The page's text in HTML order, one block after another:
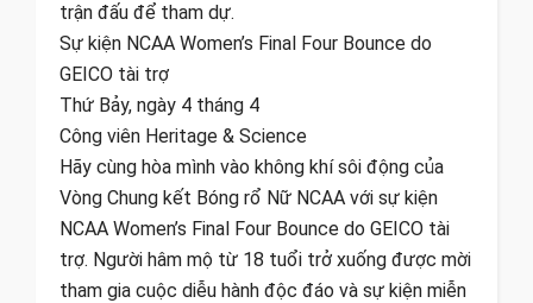
trận đấu để tham dự.
Sự kiện NCAA Women’s Final Four Bounce do
GEICO tài trợ
Thứ Bảy, ngày 4 tháng 4
Công viên Heritage & Science
Hãy cùng hòa mình vào không khí sôi động của
Vòng Chung kết Bóng rổ Nữ NCAA với sự kiện
NCAA Women’s Final Four Bounce do GEICO tài
trợ. Người hâm mộ từ 18 tuổi trở xuống được mời
tham gia cuộc diễu hành độc đáo và sự kiện miễn